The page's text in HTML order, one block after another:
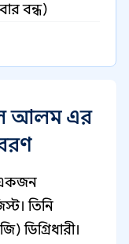
বন্ধ)
আলম এর
তিনি
ডিগ্রিধারী।